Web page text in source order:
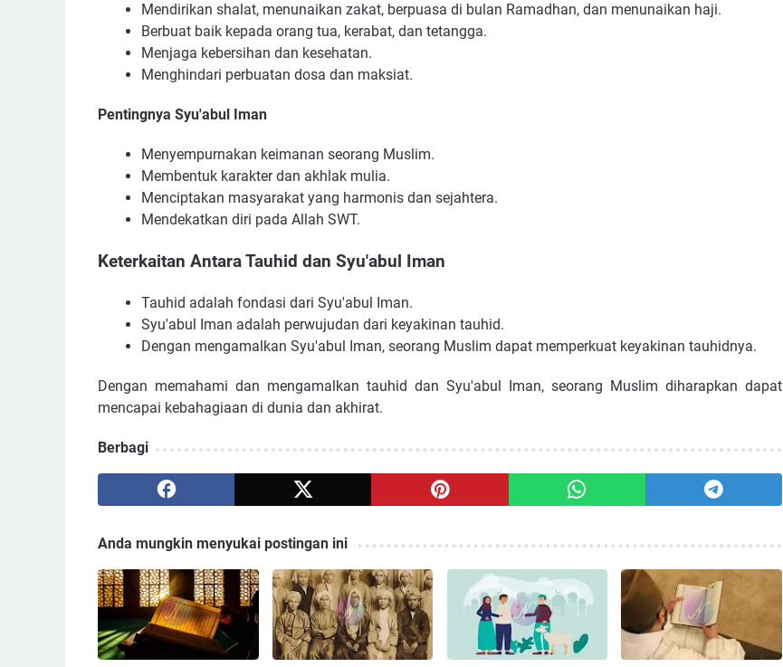
Mendirikan shalat, menunaikan zakat, berpuasa di bulan Ramadhan, dan menunaikan haji.
Berbuat baik kepada orang tua, kerabat, dan tetangga.
Menjaga kebersihan dan kesehatan.
Menghindari perbuatan dosa dan maksiat.
Pentingnya Syu'abul Iman
Menyempurnakan keimanan seorang Muslim.
Membentuk karakter dan akhlak mulia.
Menciptakan masyarakat yang harmonis dan sejahtera.
Mendekatkan diri pada Allah SWT.
Keterkaitan Antara Tauhid dan Syu'abul Iman
Tauhid adalah fondasi dari Syu'abul Iman.
Syu'abul Iman adalah perwujudan dari keyakinan tauhid.
Dengan mengamalkan Syu'abul Iman, seorang Muslim dapat memperkuat keyakinan tauhidnya.
Dengan memahami dan mengamalkan tauhid dan Syu'abul Iman, seorang Muslim diharapkan dapat
mencapai kebahagiaan di dunia dan akhirat.
Berbagi
Anda mungkin menyukai postingan ini